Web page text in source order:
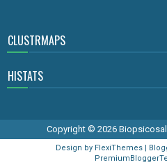
CLUSTRMAPS
HISTATS
Copyright © 2026
Design by FlexiThemes|